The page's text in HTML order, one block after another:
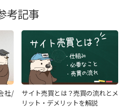
考記事
社/
サイト売買とは？売買の流れとメ
リット・デメリットを解説